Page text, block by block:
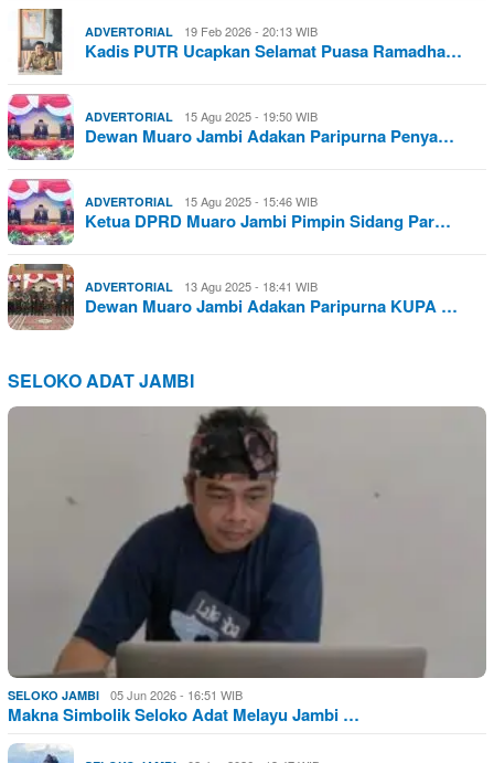
ADVERTORIAL 19 Feb 2026 - 20:13 WIB
Kadis PUTR Ucapkan Selamat Puasa Ramadha…
ADVERTORIAL 15 Agu 2025 - 19:50 WIB
Dewan Muaro Jambi Adakan Paripurna Penya…
ADVERTORIAL 15 Agu 2025 - 15:46 WIB
Ketua DPRD Muaro Jambi Pimpin Sidang Par…
ADVERTORIAL 13 Agu 2025 - 18:41 WIB
Dewan Muaro Jambi Adakan Paripurna KUPA …
SELOKO ADAT JAMBI
SELOKO JAMBI 05 Jun 2026 - 16:51 WIB
Makna Simbolik Seloko Adat Melayu Jambi …